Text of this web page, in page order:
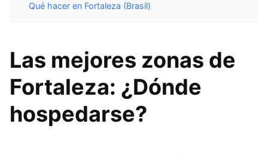
Qué hacer en Fortaleza (Brasil)
Las mejores zonas de
Fortaleza: ¿Dónde
hospedarse?